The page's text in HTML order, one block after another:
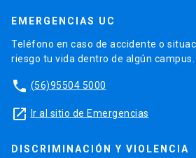
EMERGENCIAS UC
Teléfono en caso de accidente o
riesgo tu vida dentro de algún campus.
phone (56)95504 5000
launch Ir al sitio de Emergencias
DISCRIMINACIÓN Y VIOLENCIA